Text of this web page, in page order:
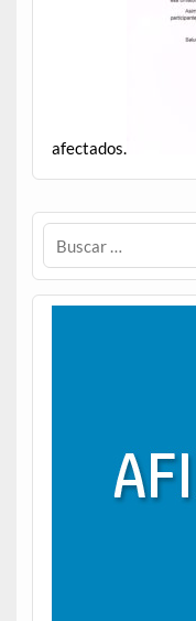
afectados.